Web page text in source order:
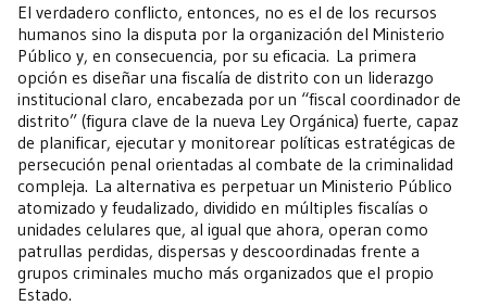
El verdadero conflicto, entonces, no es el de los recursos
humanos sino la disputa por la organización del Ministerio
Público y, en consecuencia, por su eficacia. La primera
opción es diseñar una fiscalía de distrito con un liderazgo
institucional claro, encabezada por un “fiscal coordinador de
distrito” (figura clave de la nueva Ley Orgánica) fuerte, capaz
de planificar, ejecutar y monitorear políticas estratégicas de
persecución penal orientadas al combate de la criminalidad
compleja. La alternativa es perpetuar un Ministerio Público
atomizado y feudalizado, dividido en múltiples fiscalías o
unidades celulares que, al igual que ahora, operan como
patrullas perdidas, dispersas y descoordinadas frente a
grupos criminales mucho más organizados que el propio
Estado.